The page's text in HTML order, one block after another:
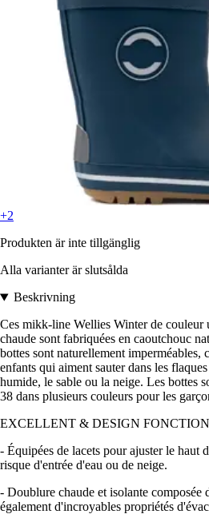
+2
Produkten är inte tillgänglig
Alla varianter är slutsålda
Beskrivning
Ces mikk-line Wellies Winter de couleur
chaude sont fabriquées en caoutchouc
bottes sont naturellement imperméables,
enfants qui aiment sauter dans les
humide, le sable ou la neige. Les bottes
38 dans plusieurs couleurs pour les
EXCELLENT & DESIGN
- Équipées de lacets pour ajuster le haut
risque d'entrée d'eau ou de neige.
- Doublure chaude et isolante composée
également d'incroyables propriétés